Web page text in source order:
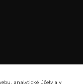
analytické účely a v